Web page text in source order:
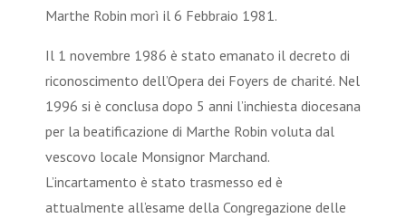
Marthe Robin morì il 6 Febbraio 1981.
Il 1 novembre 1986 è stato emanato il decreto di
riconoscimento dell’Opera dei Foyers de charité. Nel
1996 si è conclusa dopo 5 anni l’inchiesta diocesana
per la beatificazione di Marthe Robin voluta dal
vescovo locale Monsignor Marchand.
L’incartamento è stato trasmesso ed è
attualmente all’esame della Congregazione delle